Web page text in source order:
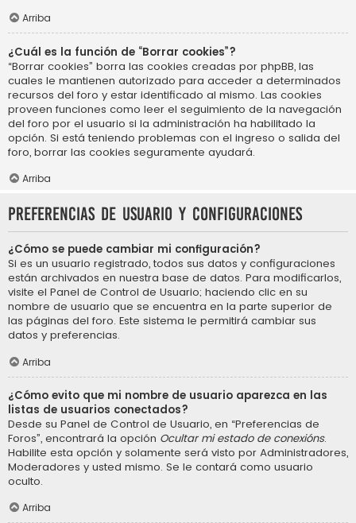
Arriba
¿Cuál es la función de “Borrar cookies”?
“Borrar cookies” borra las cookies creadas por phpBB, las
cuales le mantienen autorizado para acceder a determinados
recursos del foro y estar identificado al mismo. Las cookies
proveen funciones como leer el seguimiento de la navegación
del foro por el usuario si la administración ha habilitado la
opción. Si está teniendo problemas con el ingreso o salida del
foro, borrar las cookies seguramente ayudará.
Arriba
Preferencias de usuario y configuraciones
¿Cómo se puede cambiar mi configuración?
Si es un usuario registrado, todos sus datos y configuraciones
están archivados en nuestra base de datos. Para modificarlos,
visite el Panel de Control de Usuario; haciendo clic en su
nombre de usuario que se encuentra en la parte superior de
las páginas del foro. Este sistema le permitirá cambiar sus
datos y preferencias.
Arriba
¿Cómo evito que mi nombre de usuario aparezca en las
listas de usuarios conectados?
Desde su Panel de Control de Usuario, en “Preferencias de
Foros”, encontrará la opción Ocultar mi estado de conexións.
Habilite esta opción y solamente será visto por Administradores,
Moderadores y usted mismo. Se le contará como usuario
oculto.
Arriba